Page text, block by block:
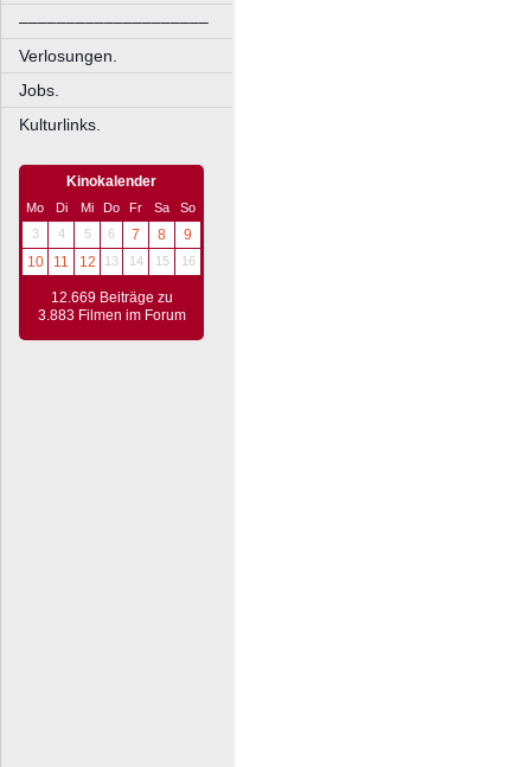
––––––––––––––––––––
Verlosungen.
Jobs.
Kulturlinks.
Kinokalender
Mo Di Mi Do Fr Sa
So
3
4 5 6 7 8
9
10
11 12 13 14 15 16
12.669 Beiträge zu
3.883 Filmen im Forum